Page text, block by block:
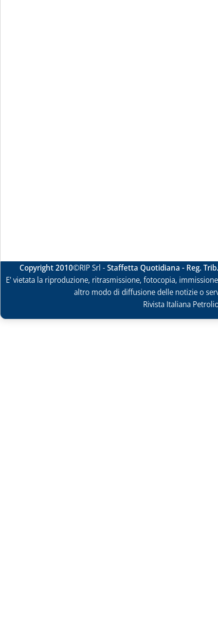
Copyright 2010©RIP Srl -Staffetta Quotidiana - Reg.
E' vietata la riproduzione, ritrasmissione, fotocopia,
altro modo di diffusione delle notizie o
Rivista Italiana